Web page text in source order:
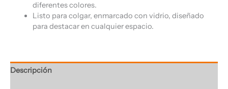
diferentes colores.
Listo para colgar, enmarcado con vidrio, diseñado
para destacar en cualquier espacio.
Descripción